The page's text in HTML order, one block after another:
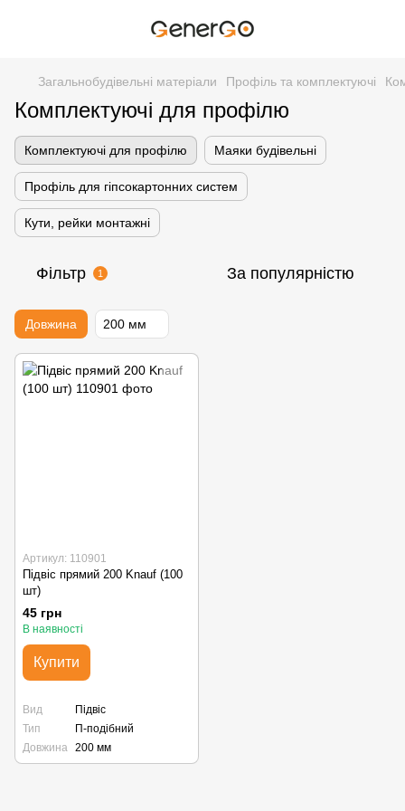
Загальнобудівельні матеріали Профіль та комплектуючі
Комплектуючі для профілю
Комплектуючі для профілю Маяки будівельні
Профіль для гіпсокартонних систем
Кути, рейки монтажні
Фільтр 1 За популярністю
Довжина 200 мм
Артикул: 110901
Підвіс прямий 200 Knauf (100
шт)
45 грн
В наявності
Купити
Вид
Підвіс
Тип
П-подібний
Довжина 200 мм